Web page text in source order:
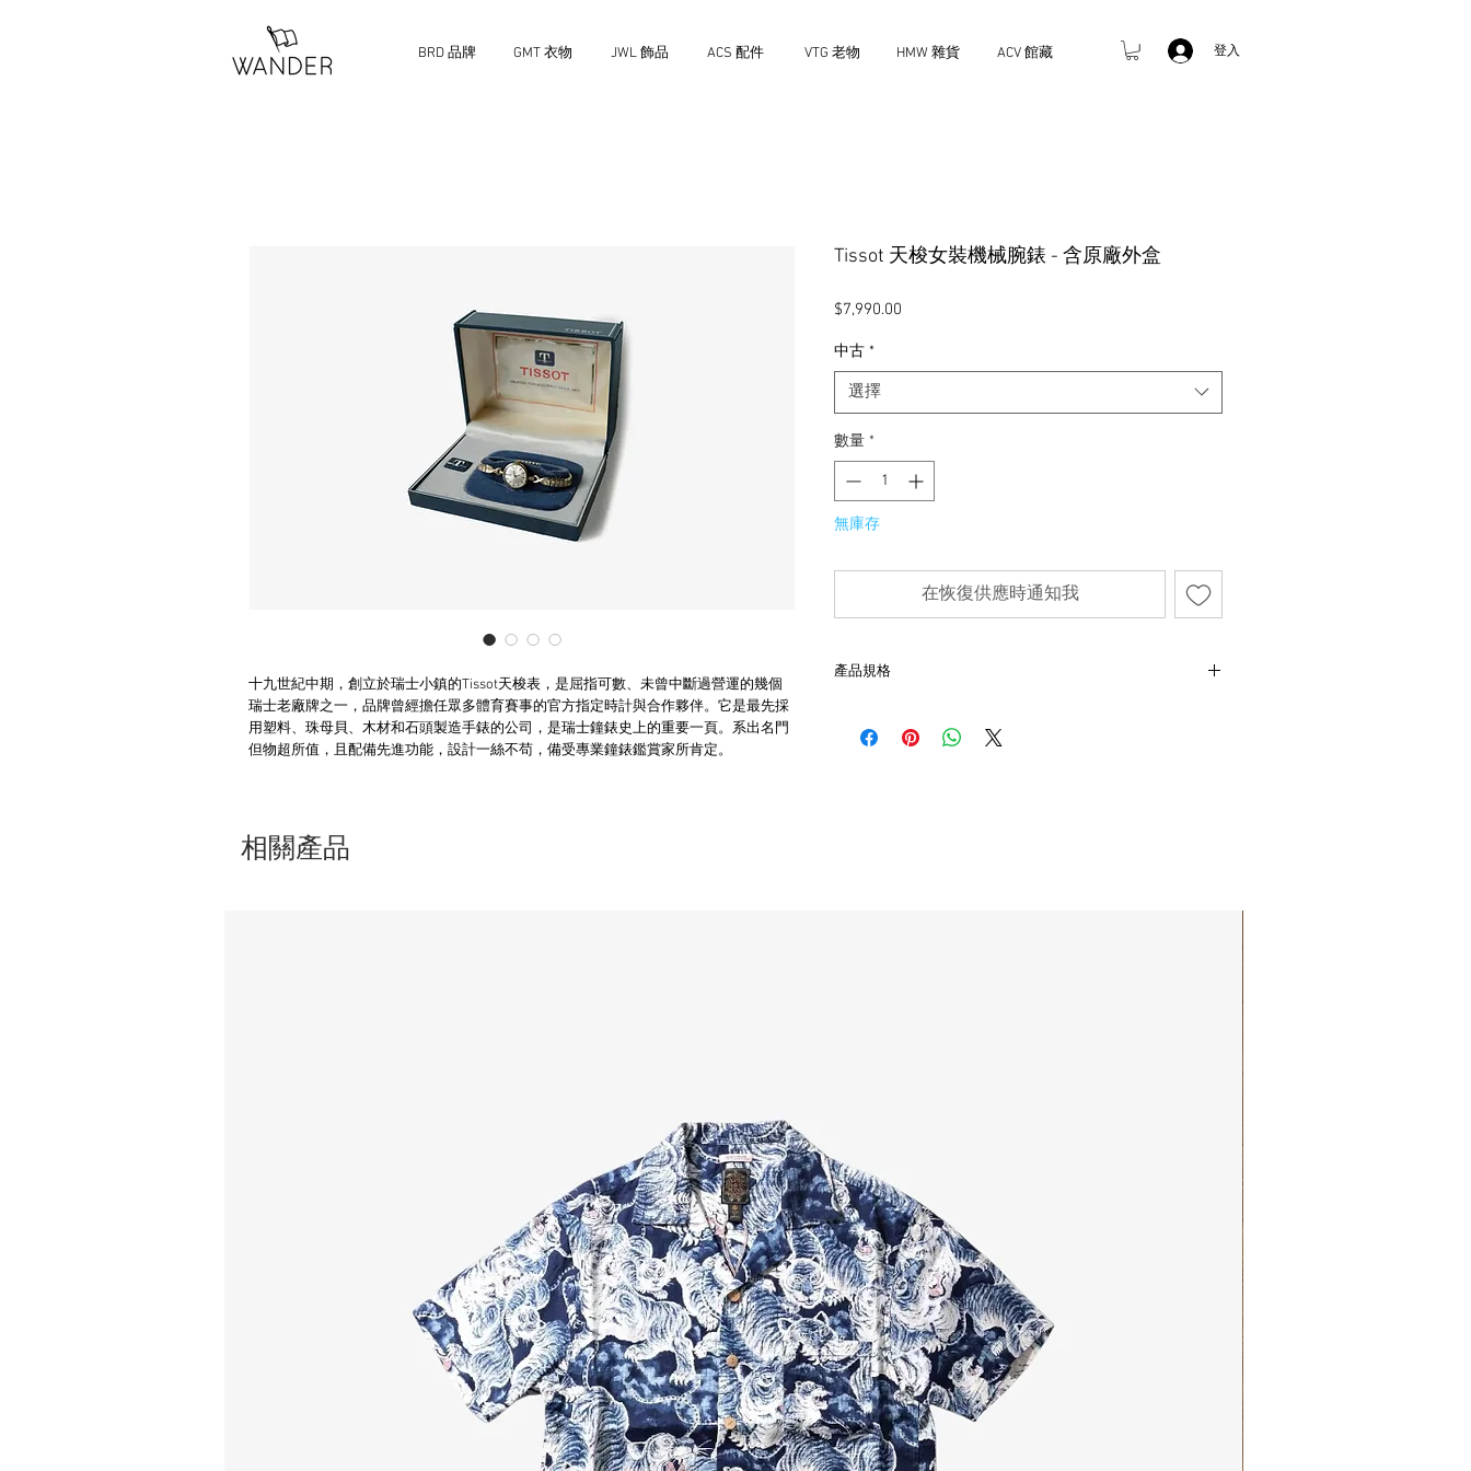
BRD 品牌 GMT 衣物 JWL 飾品 ACS 配件 VTG 老物 HMW 雜貨 ACV 館藏 登入
十九世紀中期，創立於瑞士小鎮的Tissot天梭表，是屈指可數、未曾中斷過營運的幾個
瑞士老廠牌之一，品牌曾經擔任眾多體育賽事的官方指定時計與合作夥伴。它是最先採
用塑料、珠母貝、木材和石頭製造手錶的公司，是瑞士鐘錶史上的重要一頁。系出名門
但物超所值，且配備先進功能，設計一絲不苟，備受專業鐘錶鑑賞家所肯定。
Tissot 天梭女裝機械腕錶 - 含原廠外盒
$7,990.00
中古 *
選擇
數量 *
無庫存
在恢復供應時通知我
產品規格
- 鬆緊彈簧錶帶
相關產品